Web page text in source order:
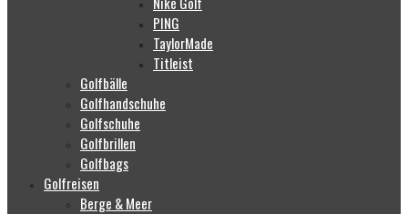
PING
TaylorMade
Titleist
Golfbälle
Golfhandschuhe
Golfschuhe
Golfbrillen
Golfbags
Golfreisen
Berge & Meer